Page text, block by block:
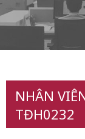
NHÂN
TĐH0232